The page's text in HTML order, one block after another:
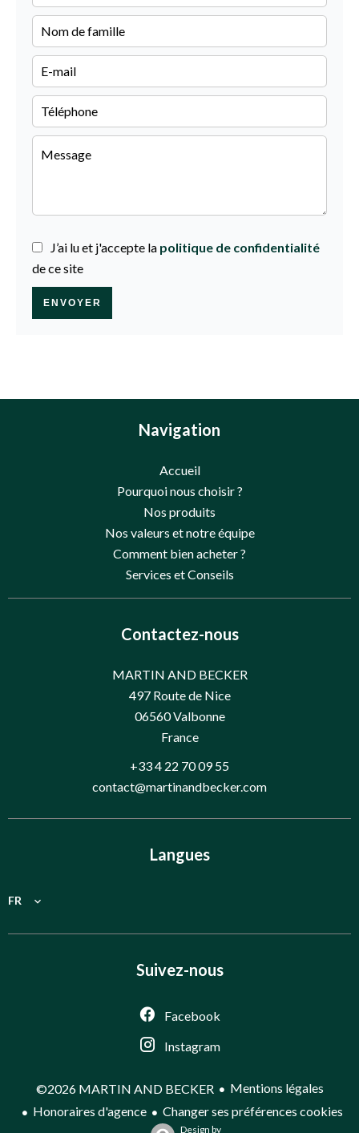
J’ai lu et j'accepte la politique de confidentialité
de ce site
ENVOYER
Navigation
Accueil
Pourquoi nous choisir ?
Nos produits
Nos valeurs et notre équipe
Comment bien acheter ?
Services et Conseils
Contactez-nous
MARTIN AND BECKER
497 Route de Nice
06560Valbonne
France
+33 4 22 70 09 55
contact@martinandbecker.com
Langues
FR
Suivez-nous
Facebook
Instagram
©2026 MARTIN AND BECKER
Mentions légales
Honoraires d'agence
Changer ses préférences cookies
Design by